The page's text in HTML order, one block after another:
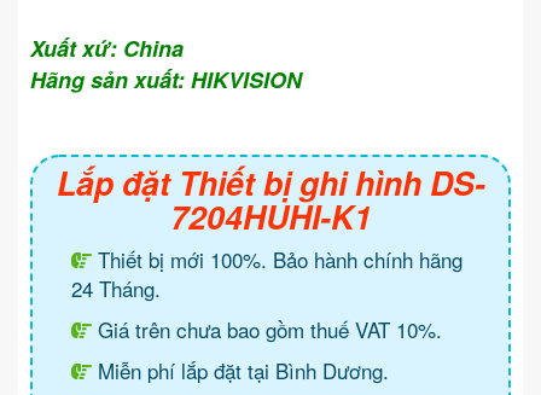
Xuất xứ: China
Hãng sản xuất: HIKVISION
Lắp đặt Thiết bị ghi hình DS-
7204HUHI-K1
Thiết bị mới 100%. Bảo hành chính hãng
24 Tháng.
Giá trên chưa bao gồm thuế VAT 10%.
Miễn phí lắp đặt tại Bình Dương.